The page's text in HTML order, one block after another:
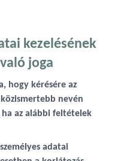
kezelésének
joga
hogy kérésére az
nevén
ha az alábbi feltételek
adatai